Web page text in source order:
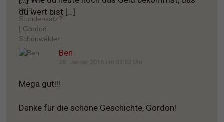
du wert bist […]
Ben
Mega gut!!!
Danke für die schöne Geschichte, Gordon!